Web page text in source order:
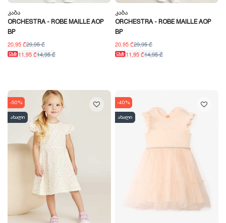
Კაბა
ORCHESTRA - ROBE MAILLE AOP
BP
20,95 ₾29,95 ₾
11,95 ₾14,95 ₾
Კაბა
ORCHESTRA - ROBE MAILLE AOP
BP
20,95 ₾29,95 ₾
11,95 ₾14,95 ₾
-50%
ახალი
-40%
ახალი